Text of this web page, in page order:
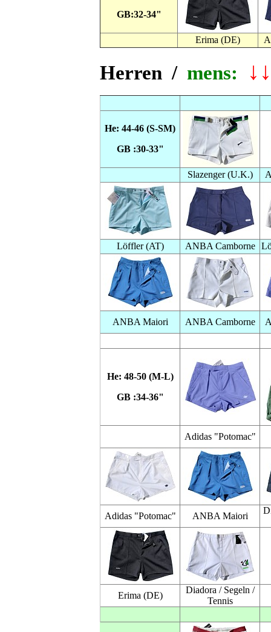
GB:32-34"
Erima (DE)
Herren / mens:
He: 44-46 (S-SM)
GB :30-33"
Slazenger (U.K.)
Löffler (AT) ANBA Camborne
ANBA Maiori ANBA Camborne
He: 48-50 (M-L)
GB :34-36"
Adidas "Potomac"
Adidas "Potomac" ANBA Maiori
Erima (DE)
Diadora / Segeln /
Tennis